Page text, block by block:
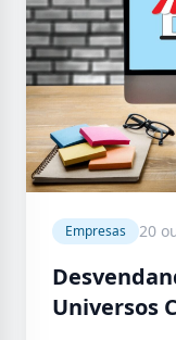
Empresas 20
Universos